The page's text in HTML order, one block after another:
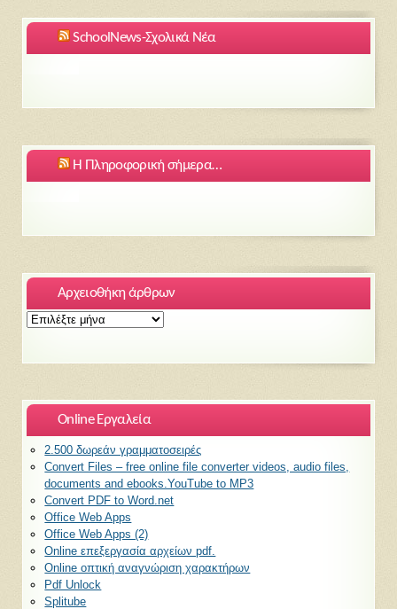
SchoolNews-Σχολικά Νέα
Η Πληροφορική σήμερα…
Αρχειοθήκη άρθρων
Αρχειοθήκη
Online Εργαλεία
2.500 δωρεάν γραμματοσειρές
Convert Files – free online file converter videos, audio files,
documents and ebooks.YouTube to MP3
Convert PDF to Word.net
Office Web Apps
Office Web Apps (2)
Online επεξεργασία αρχείων pdf.
Online οπτική αναγνώριση χαρακτήρων
Pdf Unlock
Splitube